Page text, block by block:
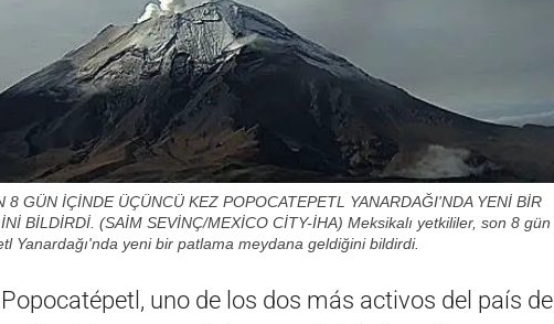
8 GÜN İÇİNDE ÜÇÜNCÜ KEZ POPOCATEPETL YANARDAĞI'NDA YENİ BİR
BİLDİRDİ. (SAİM SEVİNÇ/MEXİCO CİTY-İHA) Meksikalı yetkililer, son 8 gün
Yanardağı'nda yeni bir patlama meydana geldiğini bildirdi.
uno de los dos más activos del país de